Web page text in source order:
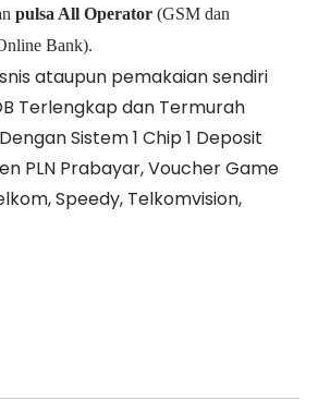
pulsa All Operator (GSM dan
Bank).
ataupun pemakaian sendiri
Terlengkap dan Termurah
Sistem 1 Chip 1 Deposit
PLN Prabayar, Voucher Game
Speedy, Telkomvision,